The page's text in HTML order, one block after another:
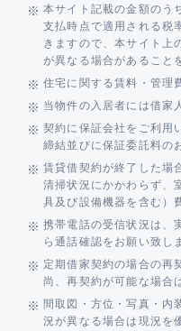
本サイト記載の金額のう
支払時点で適用される税
きますので、本サイト上
が異なる場合があること
住宅に関する賃料・管理
当物件の入居者には借家
契約に保証会社をご利用
締結並びに保証委託料の
賃貸借契約が終了した場
清掃状況にかかわらず、
具及び設備機器を含む）
携帯電話の受信状況は、
ら通話確認をお願い致し
定期借家契約の場合の再
尚、再契約が可能な場合
間取図・方位・写真・内
況が異なる場合は現況を